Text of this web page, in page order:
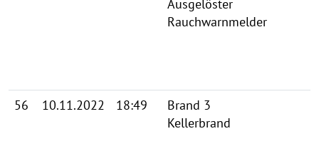
Ausgelöster
Rauchwarnmelder
56 10.11.2022 18:49
Brand 3
Kellerbrand